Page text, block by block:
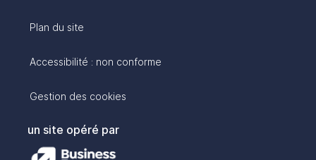
Plan du site
Accessibilité : non conforme
Gestion des cookies
un site opéré par